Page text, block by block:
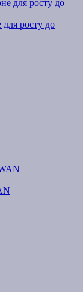
росту до